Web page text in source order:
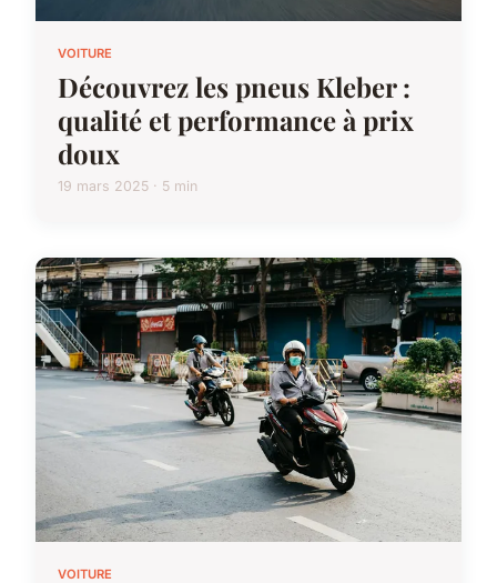
VOITURE
Découvrez les pneus Kleber :
qualité et performance à prix
doux
19 mars 2025 · 5 min
VOITURE